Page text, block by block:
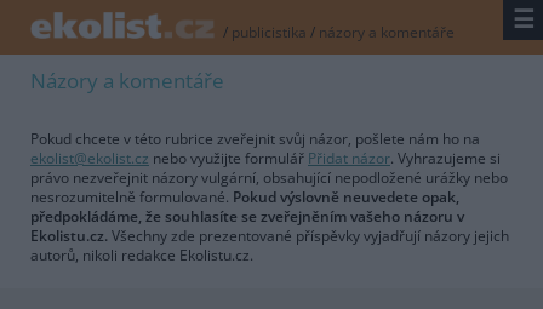
/ publicistika / názory a komentáře ☰
Názory a komentáře
Pokud chcete v této rubrice zveřejnit svůj názor, pošlete nám ho na
ekolist@ekolist.cz nebo využijte formulář Přidat názor. Vyhrazujeme si
právo nezveřejnit názory vulgární, obsahující nepodložené urážky nebo
nesrozumitelně formulované. Pokud výslovně neuvedete opak,
předpokládáme, že souhlasíte se zveřejněním vašeho názoru v
Ekolistu.cz. Všechny zde prezentované příspěvky vyjadřují názory jejich
autorů, nikoli redakce Ekolistu.cz.